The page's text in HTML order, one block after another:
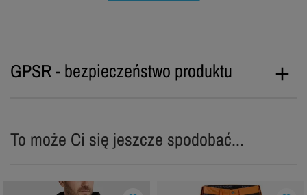
GPSR - bezpieczeństwo produktu
To może Ci się jeszcze spodobać...